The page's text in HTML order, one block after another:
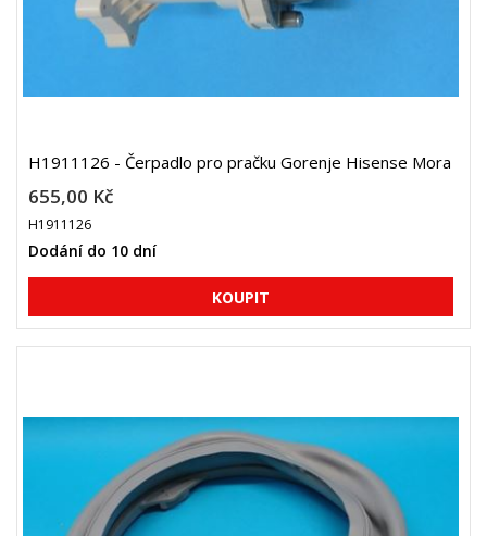
H1911126 - Čerpadlo pro pračku Gorenje Hisense Mora
655,00 Kč
H1911126
Dodání do 10 dní